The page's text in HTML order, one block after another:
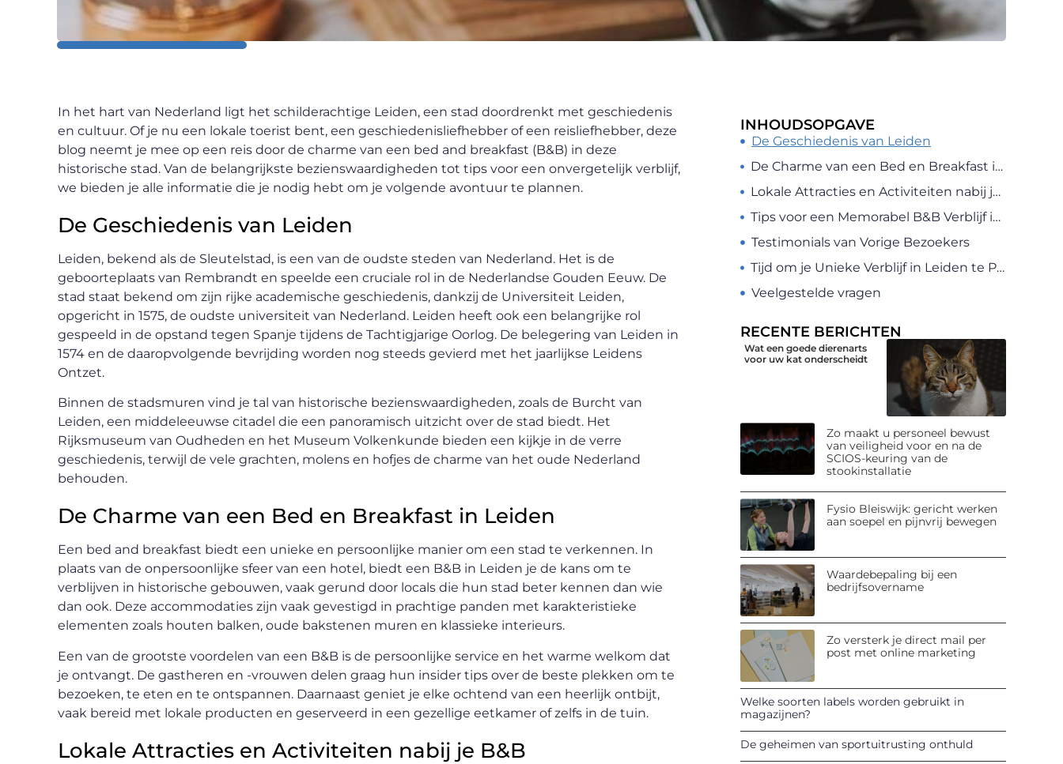
In het hart van Nederland ligt het schilderachtige Leiden, een stad doordrenkt met geschiedenis
en cultuur. Of je nu een lokale toerist bent, een geschiedenisliefhebber of een reisliefhebber, deze
blog neemt je mee op een reis door de charme van een bed and breakfast (B&B) in deze
historische stad. Van de belangrijkste bezienswaardigheden tot tips voor een onvergetelijk verblijf,
we bieden je alle informatie die je nodig hebt om je volgende avontuur te plannen.
De Geschiedenis van Leiden
Leiden, bekend als de Sleutelstad, is een van de oudste steden van Nederland. Het is de
geboorteplaats van Rembrandt en speelde een cruciale rol in de Nederlandse Gouden Eeuw. De
stad staat bekend om zijn rijke academische geschiedenis, dankzij de Universiteit Leiden,
opgericht in 1575, de oudste universiteit van Nederland. Leiden heeft ook een belangrijke rol
gespeeld in de opstand tegen Spanje tijdens de Tachtigjarige Oorlog. De belegering van Leiden in
1574 en de daaropvolgende bevrijding worden nog steeds gevierd met het jaarlijkse Leidens
Ontzet.
Binnen de stadsmuren vind je tal van historische bezienswaardigheden, zoals de Burcht van
Leiden, een middeleeuwse citadel die een panoramisch uitzicht over de stad biedt. Het
Rijksmuseum van Oudheden en het Museum Volkenkunde bieden een kijkje in de verre
geschiedenis, terwijl de vele grachten, molens en hofjes de charme van het oude Nederland
behouden.
De Charme van een Bed en Breakfast in Leiden
Een bed and breakfast biedt een unieke en persoonlijke manier om een stad te verkennen. In
plaats van de onpersoonlijke sfeer van een hotel, biedt een B&B in Leiden je de kans om te
verblijven in historische gebouwen, vaak gerund door locals die hun stad beter kennen dan wie
dan ook. Deze accommodaties zijn vaak gevestigd in prachtige panden met karakteristieke
elementen zoals houten balken, oude bakstenen muren en klassieke interieurs.
Een van de grootste voordelen van een B&B is de persoonlijke service en het warme welkom dat
je ontvangt. De gastheren en -vrouwen delen graag hun insider tips over de beste plekken om te
bezoeken, te eten en te ontspannen. Daarnaast geniet je elke ochtend van een heerlijk ontbijt,
vaak bereid met lokale producten en geserveerd in een gezellige eetkamer of zelfs in de tuin.
Lokale Attracties en Activiteiten nabij je B&B
INHOUDSOPGAVE
De Geschiedenis van Leiden
De Charme van een Bed en Breakfast in Leiden
Lokale Attracties en Activiteiten nabij je B&B
Tips voor een Memorabel B&B Verblijf in Leiden
Testimonials van Vorige Bezoekers
Tijd om je Unieke Verblijf in Leiden te Plannen
Veelgestelde vragen
RECENTE BERICHTEN
Wat een goede dierenarts
voor uw kat onderscheidt
Zo maakt u personeel bewust
van veiligheid voor en na de
SCIOS-keuring van de
stookinstallatie
Fysio Bleiswijk: gericht werken
aan soepel en pijnvrij bewegen
Waardebepaling bij een
bedrijfsovername
Zo versterk je direct mail per
post met online marketing
Welke soorten labels worden gebruikt in
magazijnen?
De geheimen van sportuitrusting onthuld